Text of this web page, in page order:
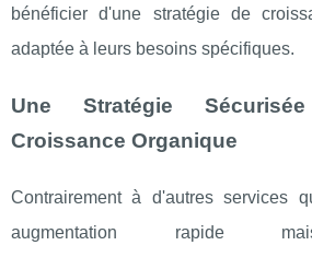
bénéficier d'une stratégie de
adaptée à leurs besoins spécifiques.
Une Stratégie
Croissance Organique
Contrairement à d'autres services
augmentation rapide